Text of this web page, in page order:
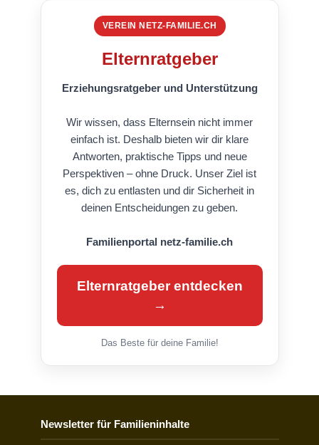
VEREIN NETZ-FAMILIE.CH
Elternratgeber
Erziehungsratgeber und Unterstützung
Wir wissen, dass Elternsein nicht immer
einfach ist. Deshalb bieten wir dir klare
Antworten, praktische Tipps und neue
Perspektiven – ohne Druck. Unser Ziel ist
es, dich zu entlasten und dir Sicherheit in
deinen Entscheidungen zu geben.
Familienportal netz-familie.ch
Elternratgeber entdecken
→
Das Beste für deine Familie!
Newsletter für Familieninhalte